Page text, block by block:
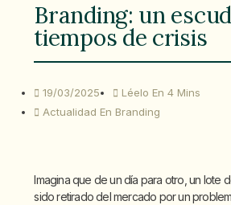
Branding: un
tiempos de crisis
19/03/2025
Léelo En 4 Mins
Actualidad En Branding
Imagina que de un día para otro, un lote
sido retirado del mercado por un